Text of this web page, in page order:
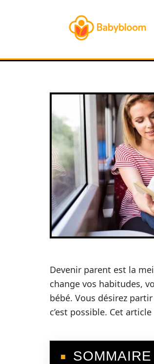
Devenir parent est la
change vos habitudes,
bébé. Vous désirez
c’est possible. Cet
SOMMAIRE